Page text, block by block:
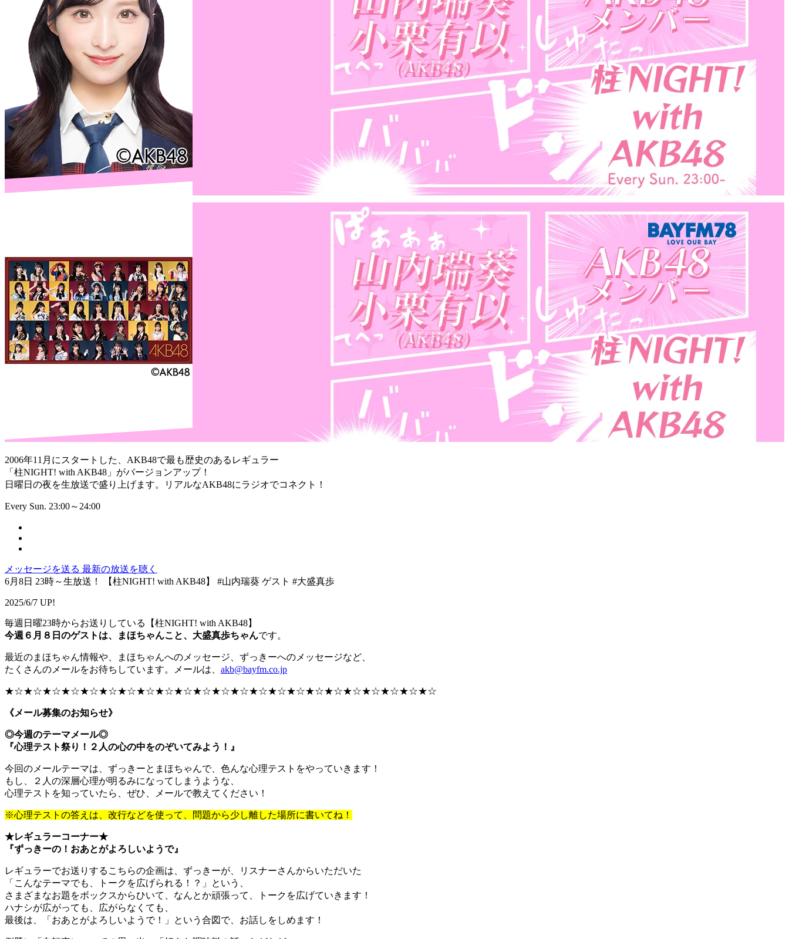
2006年11月にスタートした、AKB48で最も歴史のあるレギュラー
「柱NIGHT! with AKB48」がバージョンアップ！
日曜日の夜を生放送で盛り上げます。リアルなAKB48にラジオでコネクト！
Every Sun. 23:00～24:00
メッセージを送る 最新の放送を聴く
6月8日 23時～生放送！ 【柱NIGHT! with AKB48】 #山内瑞葵 ゲスト #大盛真歩
2025/6/7 UP!
毎週日曜23時からお送りしている【柱NIGHT! with AKB48】
今週６月８日のゲストは、まほちゃんこと、大盛真歩ちゃんです。
最近のまほちゃん情報や、まほちゃんへのメッセージ、ずっきーへのメッセージなど、
たくさんのメールをお待ちしています。メールは、 akb@bayfm.co.jp
★☆★☆★☆★☆★☆★☆★☆★☆★☆★☆★☆★☆★☆★☆★☆★☆★☆★☆★☆★☆★☆★☆★☆
《メール募集のお知らせ》
◎今週のテーマメール◎
『心理テスト祭り！２人の心の中をのぞいてみよう！』
今回のメールテーマは、ずっきーとまほちゃんで、色んな心理テストをやっていきます！
もし、２人の深層心理が明るみになってしまうような、
心理テストを知っていたら、ぜひ、メールで教えてください！
※心理テストの答えは、改行などを使って、問題から少し離した場所に書いてね！
★レギュラーコーナー★
『ずっきーの！おあとがよろしいようで』
レギュラーでお送りするこちらの企画は、ずっきーが、リスナーさんからいただいた
「こんなテーマでも、トークを広げられる！？」という、
さまざまなお題をボックスからひいて、なんとか頑張って、トークを広げていきます！
ハナシが広がっても、広がらなくても、
最後は、「おあとがよろしいようで！」という合図で、お話しをしめます！